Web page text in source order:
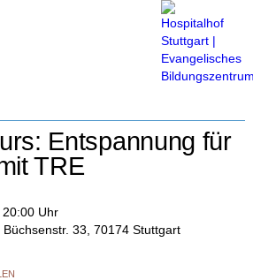
Entspannung für
TRE
Uhr
33, 70174 Stuttgart